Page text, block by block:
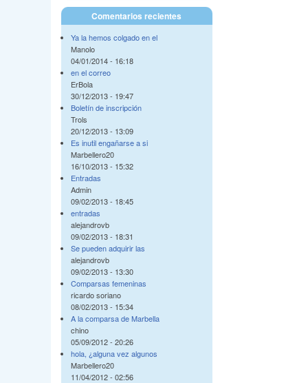
Comentarios recientes
Ya la hemos colgado en el
Manolo
04/01/2014 - 16:18
en el correo
ErBola
30/12/2013 - 19:47
Boletín de inscripción
Trols
20/12/2013 - 13:09
Es inutil engañarse a si
Marbellero20
16/10/2013 - 15:32
Entradas
Admin
09/02/2013 - 18:45
entradas
alejandrovb
09/02/2013 - 18:31
Se pueden adquirir las
alejandrovb
09/02/2013 - 13:30
Comparsas femeninas
ricardo soriano
08/02/2013 - 15:34
A la comparsa de Marbella
chino
05/09/2012 - 20:26
hola, ¿alguna vez algunos
Marbellero20
11/04/2012 - 02:56